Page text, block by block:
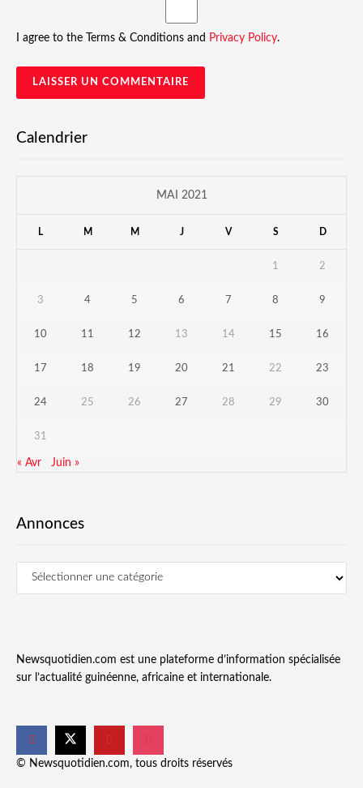
I agree to the Terms & Conditions and Privacy Policy.
Calendrier
MAI 2021
L M M J V S D
1 2
3 4 5 6 7 8 9
10 11 12 13 14 15 16
17 18 19 20 21 22 23
24 25 26 27 28 29 30
31
« Avr Juin »
Annonces
Newsquotidien.com est une plateforme d’information spécialisée
sur l’actualité guinéenne, africaine et internationale.
© Newsquotidien.com, tous droits réservés